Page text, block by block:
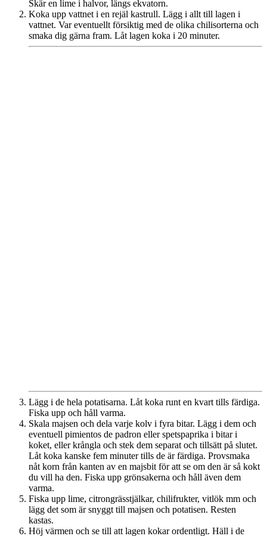
Skär en lime i halvor, längs ekvatorn.
Koka upp vattnet i en rejäl kastrull. Lägg i allt till lagen i
vattnet. Var eventuellt försiktig med de olika chilisorterna och
smaka dig gärna fram. Låt lagen koka i 20 minuter.
Lägg i de hela potatisarna. Låt koka runt en kvart tills färdiga.
Fiska upp och håll varma.
Skala majsen och dela varje kolv i fyra bitar. Lägg i dem och
eventuell pimientos de padron eller spetspaprika i bitar i
koket, eller krångla och stek dem separat och tillsätt på slutet.
Låt koka kanske fem minuter tills de är färdiga. Provsmaka
nåt korn från kanten av en majsbit för att se om den är så kokt
du vill ha den. Fiska upp grönsakerna och håll även dem
varma.
Fiska upp lime, citrongrässtjälkar, chilifrukter, vitlök mm och
lägg det som är snyggt till majsen och potatisen. Resten
kastas.
Höj värmen och se till att lagen kokar ordentligt. Häll i de